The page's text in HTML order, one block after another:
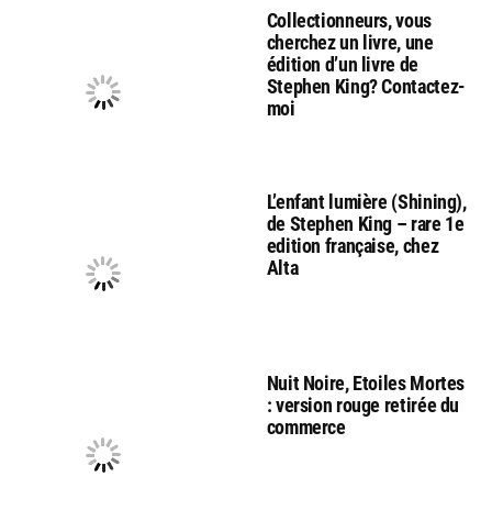
Collectionneurs, vous
cherchez un livre, une
édition d’un livre de
Stephen King? Contactez-
moi
L’enfant lumière (Shining),
de Stephen King – rare 1e
edition française, chez
Alta
Nuit Noire, Etoiles Mortes
: version rouge retirée du
commerce